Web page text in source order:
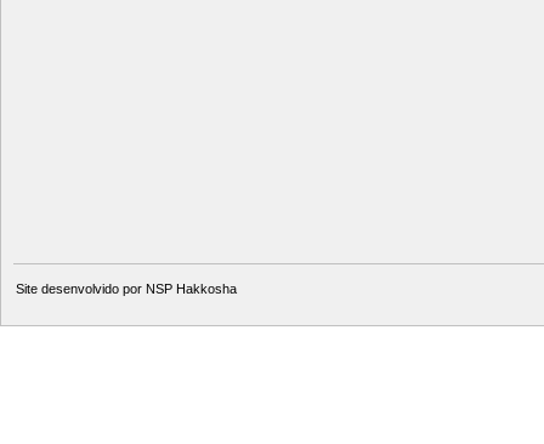
Site desenvolvido por NSP Hakkosha